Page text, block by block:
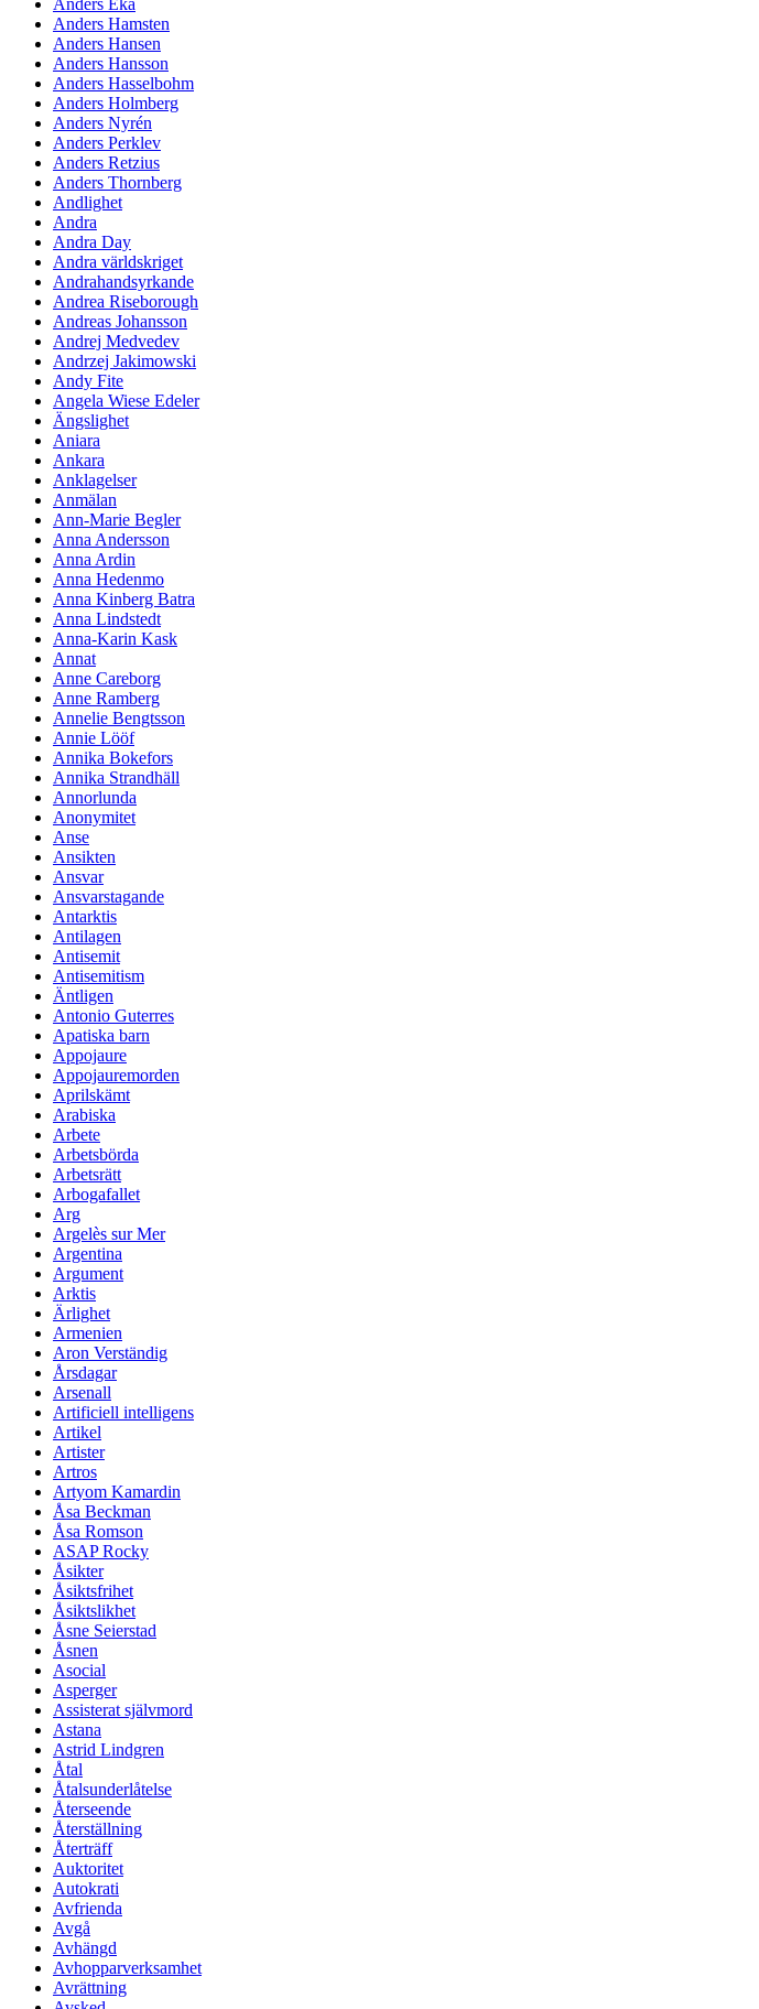
Anders Hamsten
Anders Hansen
Anders Hansson
Anders Hasselbohm
Anders Holmberg
Anders Nyrén
Anders Perklev
Anders Retzius
Anders Thornberg
Andlighet
Andra
Andra Day
Andra världskriget
Andrahandsyrkande
Andrea Riseborough
Andreas Johansson
Andrej Medvedev
Andrzej Jakimowski
Andy Fite
Angela Wiese Edeler
Ängslighet
Aniara
Ankara
Anklagelser
Anmälan
Ann-Marie Begler
Anna Andersson
Anna Ardin
Anna Hedenmo
Anna Kinberg Batra
Anna Lindstedt
Anna-Karin Kask
Annat
Anne Careborg
Anne Ramberg
Annelie Bengtsson
Annie Lööf
Annika Bokefors
Annika Strandhäll
Annorlunda
Anonymitet
Anse
Ansikten
Ansvar
Ansvarstagande
Antarktis
Antilagen
Antisemit
Antisemitism
Äntligen
Antonio Guterres
Apatiska barn
Appojaure
Appojauremorden
Aprilskämt
Arabiska
Arbete
Arbetsbörda
Arbetsrätt
Arbogafallet
Arg
Argelès sur Mer
Argentina
Argument
Arktis
Ärlighet
Armenien
Aron Verständig
Årsdagar
Arsenall
Artificiell intelligens
Artikel
Artister
Artros
Artyom Kamardin
Åsa Beckman
Åsa Romson
ASAP Rocky
Åsikter
Åsiktsfrihet
Åsiktslikhet
Åsne Seierstad
Åsnen
Asocial
Asperger
Assisterat självmord
Astana
Astrid Lindgren
Åtal
Åtalsunderlåtelse
Återseende
Återställning
Återträff
Auktoritet
Autokrati
Avfrienda
Avgå
Avhängd
Avhopparverksamhet
Avrättning